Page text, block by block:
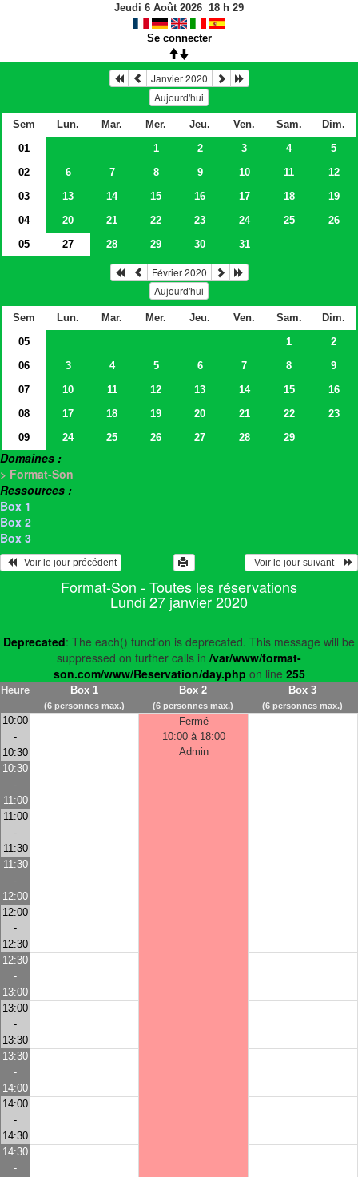
Jeudi 6 Août 2026 18 h 29
Se connecter
Janvier 2020
Aujourd'hui
Sem Lun. Mar. Mer. Jeu. Ven. Sam.
Dim.
01
1 2 3 4
5
02
6 7 8 9 10 11
12
03
13 14 15 16 17 18
19
04
20 21 22 23 24 25
26
05
27 28 29 30 31
Février 2020
Aujourd'hui
Sem Lun. Mar. Mer. Jeu. Ven. Sam.
Dim.
05
1
2
06
3 4 5 6 7 8
9
07
10 11 12 13 14 15
16
08
17 18 19 20 21 22
23
09
24 25 26 27 28 29
Domaines :
> Format-Son
Ressources :
Box 1
Box 2
Box 3
   Voir le jour précédent
  Voir le jour suivant
Format-Son - Toutes les réservations
Lundi 27 janvier 2020
Deprecated: The each() function is deprecated. This message will be
suppressed on further calls in /var/www/format-
son.com/www/Reservation/day.php on line 255
Heure Box 1
(6 personnes max.)
Box 2
(6 personnes max.)
Box 3
(6 personnes max.)
10:00
-
10:30
Fermé
10:00 à 18:00
Admin
10:30
-
11:00
11:00
-
11:30
11:30
-
12:00
12:00
-
12:30
12:30
-
13:00
13:00
-
13:30
13:30
-
14:00
14:00
-
14:30
14:30
-